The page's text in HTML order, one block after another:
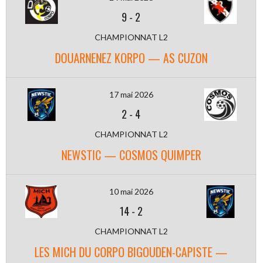
9 - 2
CHAMPIONNAT L2
DOUARNENEZ KORPO — AS CUZON
17 mai 2026
2 - 4
CHAMPIONNAT L2
NEWSTIC — COSMOS QUIMPER
10 mai 2026
14- 2
CHAMPIONNAT L2
LES MICH DU CORPO BIGOUDEN-CAPISTE —